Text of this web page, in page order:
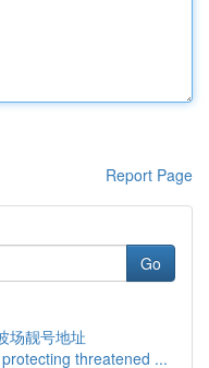
Report Page
Go
场靓号地址
threatened ...